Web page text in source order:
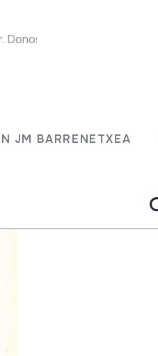
JM BARRENETXEA
1984.